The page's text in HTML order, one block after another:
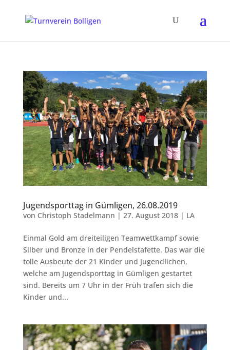
Jugendsporttag in Gümligen, 26.08.2019
von Christoph Stadelmann | 27. August 2018| LA
Einmal Gold am dreiteiligen Teamwettkampf sowie
Silber und Bronze in der Pendelstafette. Das war die
tolle Ausbeute der 21 Kinder und Jugendlichen,
welche am Jugendsporttag in Gümligen gestartet
sind. Bereits um 7 Uhr in der Früh trafen sich die
Kinder und...